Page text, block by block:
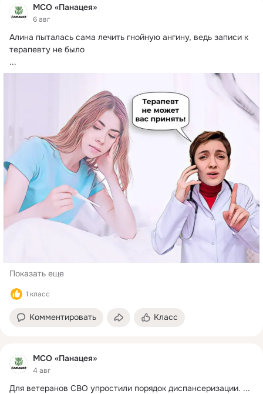
МСО «Панацея»
6 авг
Алина пыталась сама лечить гнойную ангину, ведь записи к
терапевту не было
...
Показать еще
1 класс
Комментировать Класс
МСО «Панацея»
4 авг
Для ветеранов СВО упростили порядок диспансеризации. ...